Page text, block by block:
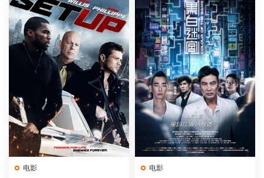
电影 电影